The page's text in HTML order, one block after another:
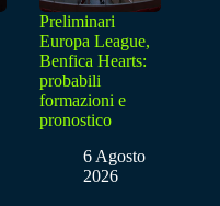
Preliminari
Europa League,
Benfica Hearts:
probabili
formazioni e
pronostico
6 Agosto
2026